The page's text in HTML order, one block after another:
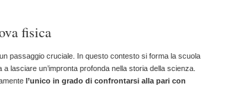
fisica
passaggio cruciale. In questo contesto si forma la scuola
lasciare un’impronta profonda nella storia della scienza.
l’unico in grado di confrontarsi alla pari con